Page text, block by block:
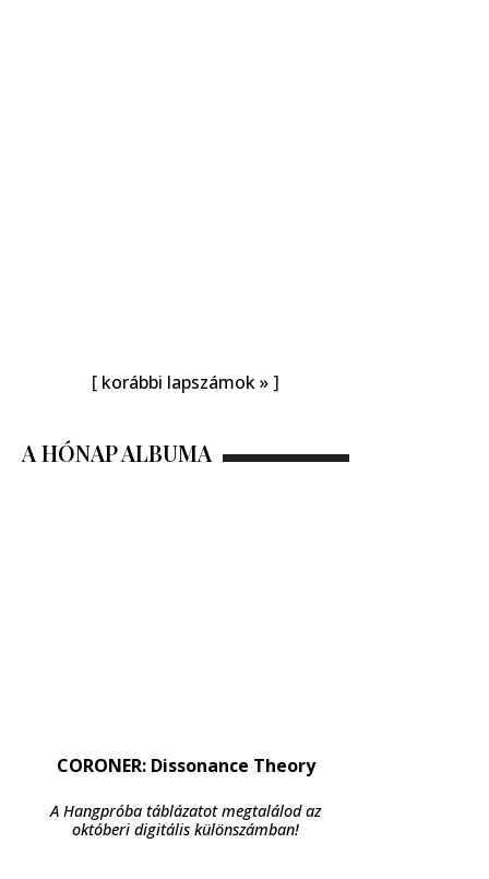
[ korábbi lapszámok »]
A HÓNAP ALBUMA
CORONER: Dissonance Theory
A Hangpróba táblázatot megtalálod az
októberi digitális különszámban!